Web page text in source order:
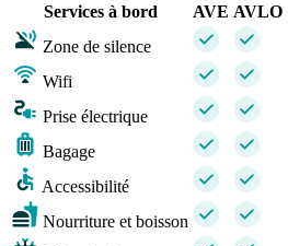
Services à bord
AVE AVLO
Zone de silence
Wifi
Prise électrique
Bagage
Accessibilité
Nourriture et boisson